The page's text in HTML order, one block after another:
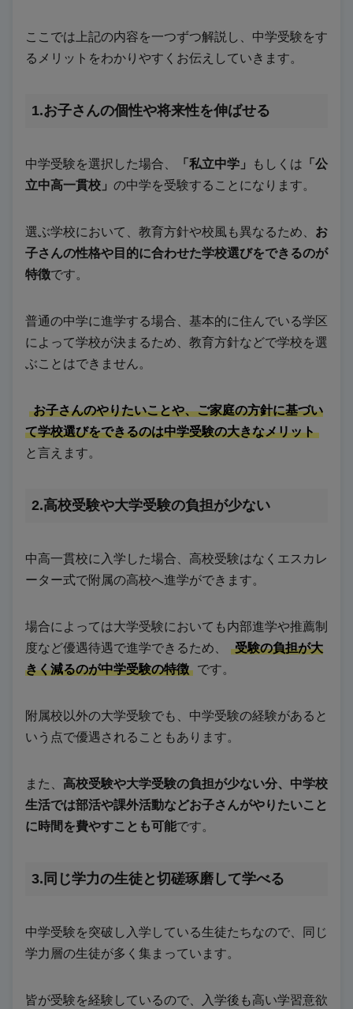
ここでは上記の内容を一つずつ解説し、中学受験をす
るメリットをわかりやすくお伝えしていきます。
1.お子さんの個性や将来性を伸ばせる
中学受験を選択した場合、 「私立中学」 もしくは 「公
立中高一貫校」 の中学を受験することになります。
選ぶ学校において、教育方針や校風も異なるため、 お
子さんの性格や目的に合わせた学校選びをできるのが
特徴です。
普通の中学に進学する場合、基本的に住んでいる学区
によって学校が決まるため、教育方針などで学校を選
ぶことはできません。
お子さんのやりたいことや、ご家庭の方針に基づい
て学校選びをできるのは中学受験の大きなメリット
と言えます。
2.高校受験や大学受験の負担が少ない
中高一貫校に入学した場合、高校受験はなくエスカレ
ーター式で附属の高校へ進学ができます。
場合によっては大学受験においても内部進学や推薦制
度など優遇待遇で進学できるため、
受験の負担が大
きく減るのが中学受験の特徴
です。
附属校以外の大学受験でも、中学受験の経験があると
いう点で優遇されることもあります。
また、 高校受験や大学受験の負担が少ない分、中学校
生活では部活や課外活動などお子さんがやりたいこと
に時間を費やすことも可能です。
3.同じ学力の生徒と切磋琢磨して学べる
中学受験を突破し入学している生徒たちなので、同じ
学力層の生徒が多く集まっています。
皆が受験を経験しているので、入学後も高い学習意欲